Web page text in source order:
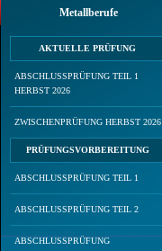
Metallberufe
AKTUELLE PRÜFUNG
ABSCHLUSSPRÜFUNG TEIL 1
HERBST 2026
ZWISCHENPRÜFUNG HERBST 2026
PRÜFUNGSVORBEREITUNG
ABSCHLUSSPRÜFUNG TEIL 1
ABSCHLUSSPRÜFUNG TEIL 2
ABSCHLUSSPRÜFUNG